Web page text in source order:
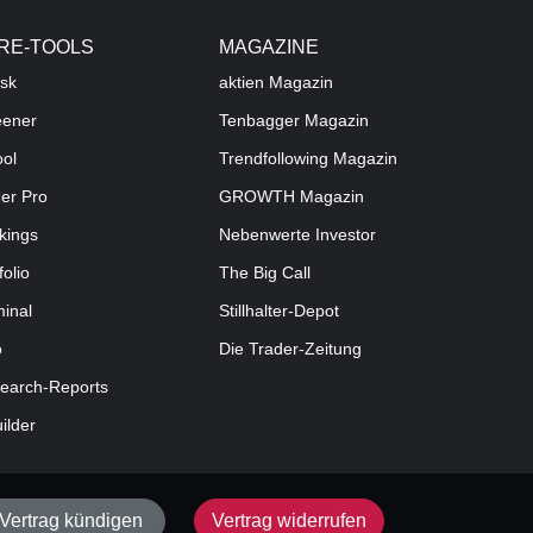
TOOLS
Pro
Reports
MAGAZINE
aktien Magazin
Tenbagger Magazin
Trendfollowing Magazin
GROWTH Magazin
Nebenwerte Investor
The Big Call
Stillhalter-Depot
Die Trader-Zeitung
Vertrag kündigen Vertrag widerrufen